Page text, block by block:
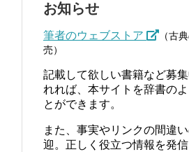
お知らせ
筆者のウェブストア
（古
売）
記載して欲しい書籍など募
れれば、本サイトを辞書の
とができます。
また、事実やリンクの間違
迎。正しく役立つ情報を発